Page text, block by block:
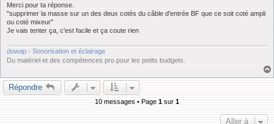
g
e
Merci pour ta réponse.
"supprimer la masse sur un des deux cotés du câble d'entrée BF que ce soit coté ampli
ou coté mixeur"
Je vais tenter ça, c'est facile et ça coute rien
dowap - Sonorisation et éclairage
Du matériel et des compétences pro pour les petits budgets.
Répondre
10 messages • Page 1 sur 1
Aller à